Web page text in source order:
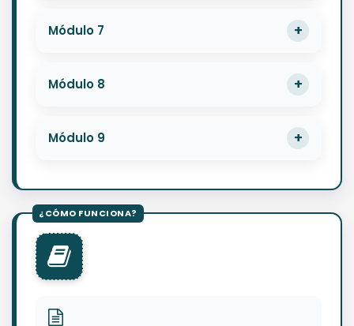
Módulo 7
Módulo 8
Módulo 9